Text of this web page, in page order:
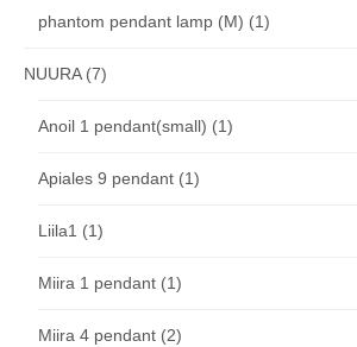
phantom pendant lamp (M) (1)
NUURA(7)
Anoil 1 pendant(small) (1)
Apiales 9 pendant (1)
Liila1 (1)
Miira 1 pendant (1)
Miira 4 pendant (2)